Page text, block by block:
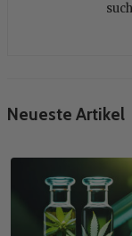
Neueste Artikel